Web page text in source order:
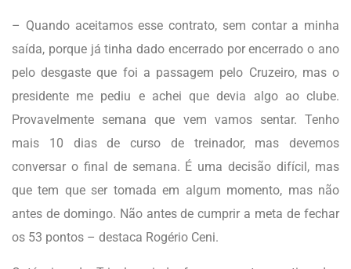
– Quando aceitamos esse contrato, sem contar a minha
saída, porque já tinha dado encerrado por encerrado o ano
pelo desgaste que foi a passagem pelo Cruzeiro, mas o
presidente me pediu e achei que devia algo ao clube.
Provavelmente semana que vem vamos sentar. Tenho
mais 10 dias de curso de treinador, mas devemos
conversar o final de semana. É uma decisão difícil, mas
que tem que ser tomada em algum momento, mas não
antes de domingo. Não antes de cumprir a meta de fechar
os 53 pontos – destaca Rogério Ceni.